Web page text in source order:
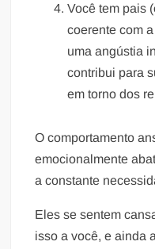
Você tem pais
coerente com
uma angústia
contribui para
em torno dos
O comportamento
emocionalmente
a constante
Eles se sentem
isso a você, e ainda